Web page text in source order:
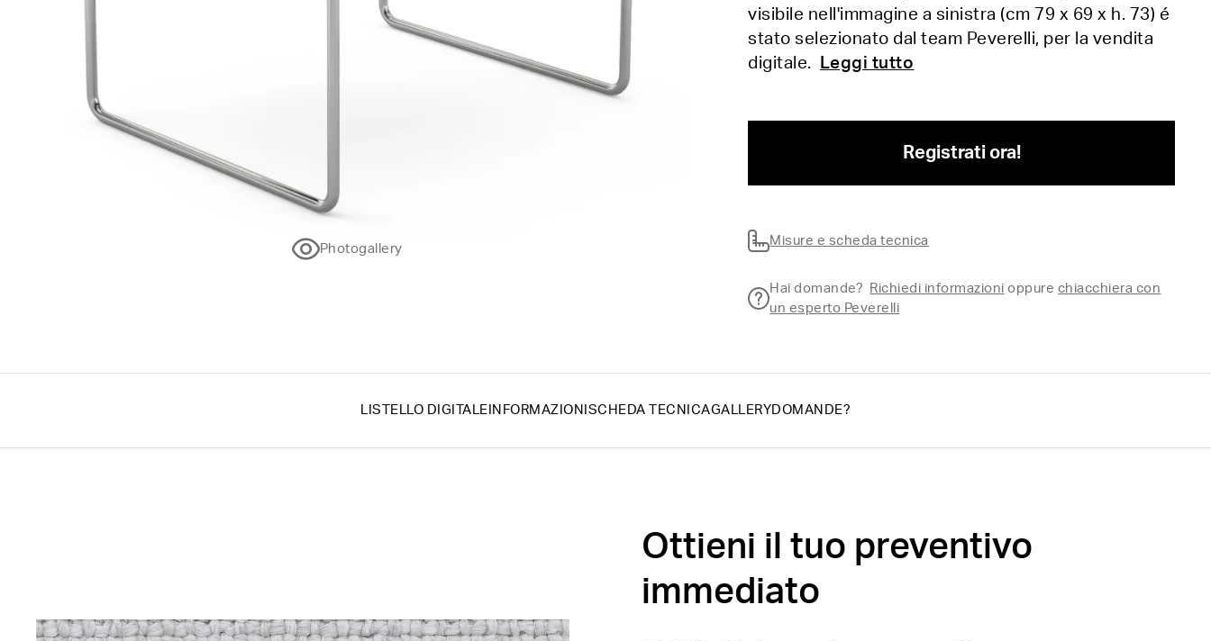
Photogallery
visibile nell'immagine a sinistra (cm 79 x 69 x h. 73) é
stato selezionato dal team Peverelli, per la vendita
digitale.
Leggi tutto
Registrati ora!
Misure e scheda tecnica
Hai domande? Richiedi informazioni oppure chiacchiera con
un esperto Peverelli
LISTELLO DIGITALE INFORMAZIONI SCHEDA TECNICAGALLERYDOMANDE?
Ottieni il tuo preventivo
immediato